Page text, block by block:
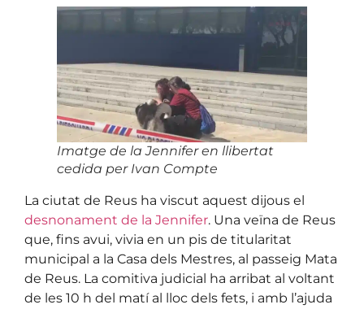
Imatge de la Jennifer en llibertat
cedida per Ivan Compte
La ciutat de Reus ha viscut aquest dijous el
desnonament de la Jennifer. Una veïna de Reus
que, fins avui, vivia en un pis de titularitat
municipal a la Casa dels Mestres, al passeig Mata
de Reus. La comitiva judicial ha arribat al voltant
de les 10 h del matí al lloc dels fets, i amb l’ajuda